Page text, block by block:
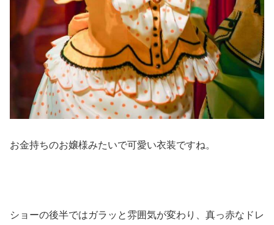
お金持ちのお嬢様みたいで可愛い衣装ですね。
ショーの後半ではガラッと雰囲気が変わり、真っ赤なドレ